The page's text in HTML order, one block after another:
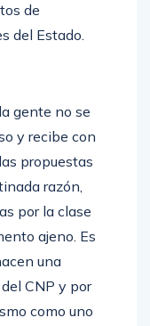
de
del Estado.
gente no se
y recibe con
propuestas
razón,
por la clase
ajeno. Es
una
CNP y por
como uno